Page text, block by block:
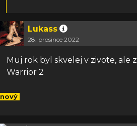
Lukass
28. prosince 2022
Muj rok byl skvelej v zivote, ale
Warrior 2
nový